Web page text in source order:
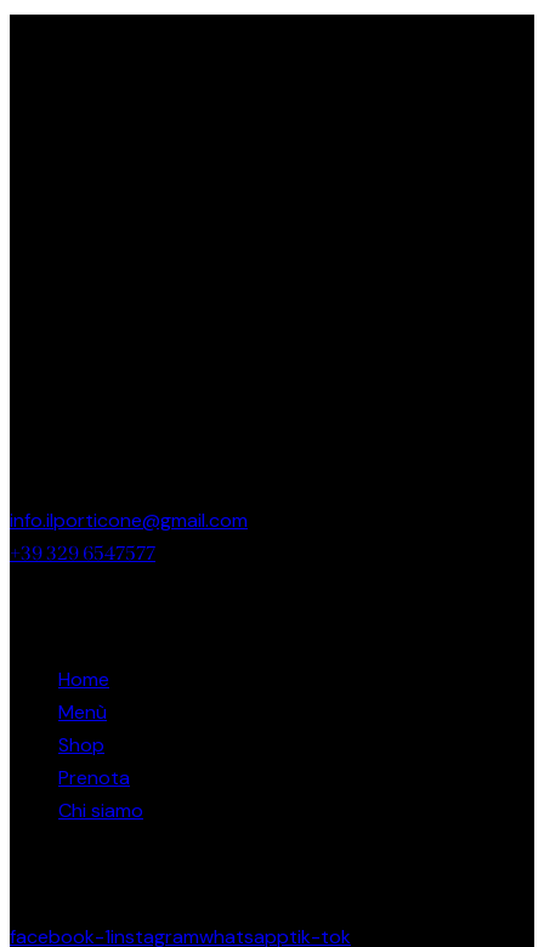
info.ilporticone@gmail.com
+39 329 6547577
Home
Menù
Shop
Prenota
Chi siamo
facebook-1instagramwhatsapptik-tok